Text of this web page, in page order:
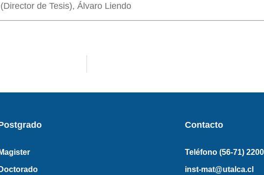
de Tesis), Álvaro Liendo
Magister
Doctorado
Contacto
Teléfono (56-71)
inst-mat@utalca.cl